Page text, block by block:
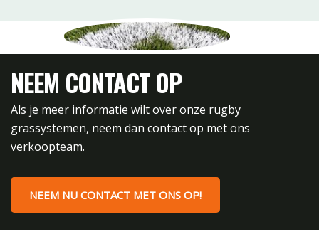
NEEM CONTACT OP
Als je meer informatie wilt over onze rugby
grassystemen, neem dan contact op met ons
verkoopteam.
NEEM NU CONTACT MET ONS OP!